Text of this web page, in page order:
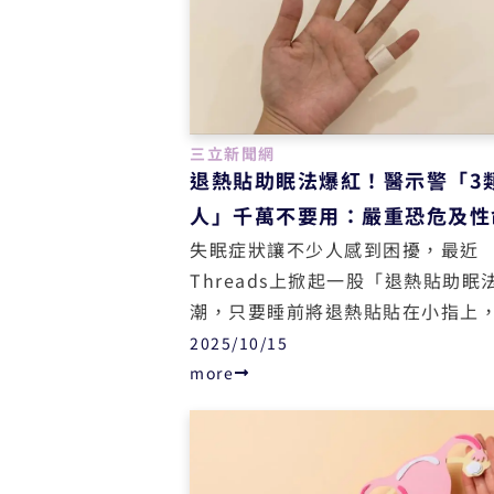
三立新聞網
退熱貼助眠法爆紅！醫示警「3
人」千萬不要用：嚴重恐危及
失眠症狀讓不少人感到困擾，最近
Threads上掀起一股「退熱貼助眠
潮，只要睡前將退熱貼貼在小指上
起床就會很有精神，讓不少網友跟
測。對此，新竹國泰醫院婦產科主
張瑜芹提醒，這個方法對於3類人
的健康陷阱，退熱貼中的核心成分
導致他們癲癇、抽搐，嚴重可能還
2025/10/15
more